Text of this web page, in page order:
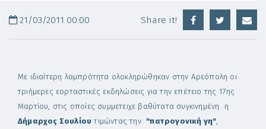
21/03/2011 00:00 Share it!
Με ιδιαίτερη λαμπρότητα ολοκληρώθηκαν στην Αρεόπολη οι
τριήμερες εορταστικές εκδηλώσεις για την επέτειο της 17ης
Μαρτίου, στις οποίες συμμετειχε βαθύτατα συγκινημένη η
Δήμαρχος Σουλίουτιμώντας την "πατρογονική γη",